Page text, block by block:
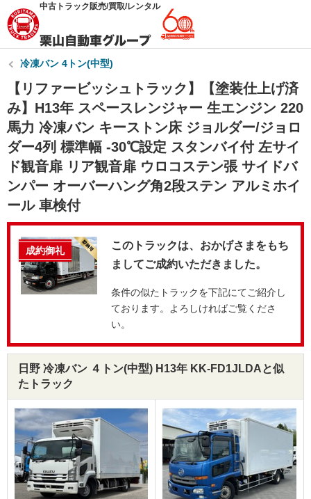
中古トラック販売/買取/レンタル
冷凍バン 4トン(中型)
【リファービッシュトラック】【塗装仕上げ済
み】H13年 スペースレンジャー 生エンジン 220
馬力 冷凍バン キーストン床 ジョルダー/ジョロ
ダー4列 標準幅 -30℃設定 スタンバイ付 左サイ
ド観音扉 リア観音扉 ウロコステン張 サイドバ
ンパー オーバーハング角2段ステン アルミホイ
ール 車検付
成約御礼
このトラックは、おかげさまをもち
ましてご成約いただきました。
条件の似たトラックを下記にてご紹介し
ております。よろしければご覧くださ
い。
日野 冷凍バン ４トン(中型) H13年 KK-FD1JLDAと似
たトラック